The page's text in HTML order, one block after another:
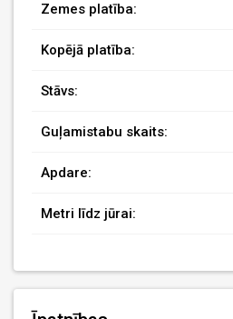
Zemes platība:
Kopējā platība:
Stāvs:
Guļamistabu skaits:
Apdare:
Metri līdz jūrai: